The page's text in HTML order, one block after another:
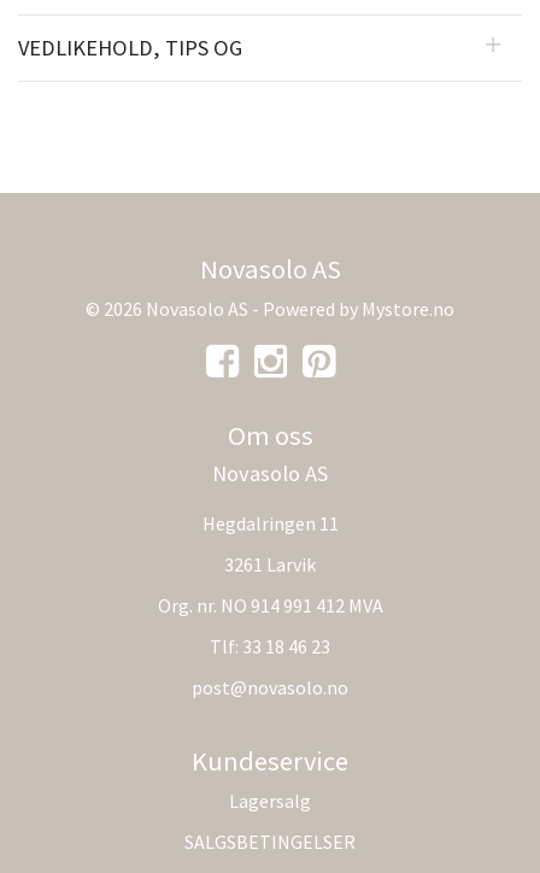
VEDLIKEHOLD, TIPS OG
Novasolo AS
© 2026 Novasolo AS - Powered by Mystore.no
Om oss
Novasolo AS
Hegdalringen 11
3261 Larvik
Org. nr. NO 914 991 412 MVA
Tlf: 33 18 46 23
post@novasolo.no
Kundeservice
Lagersalg
SALGSBETINGELSER